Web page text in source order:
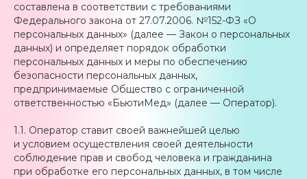
составлена в соответствии с требованиями
Федерального закона от 27.07.2006. №152-ФЗ «О
персональных данных» (далее — Закон о персональных
данных) и определяет порядок обработки
персональных данных и меры по обеспечению
безопасности персональных данных,
предпринимаемые Общество с ограниченной
ответственностью «БьютиМед» (далее — Оператор).
1.1. Оператор ставит своей важнейшей целью
и условием осуществления своей деятельности
соблюдение прав и свобод человека и гражданина
при обработке его персональных данных, в том числе